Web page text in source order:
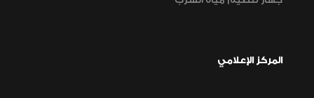
المركز الإعلامي